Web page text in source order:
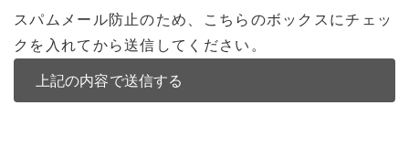
スパムメール防止のため、こちらのボックスにチェッ
クを入れてから送信してください。